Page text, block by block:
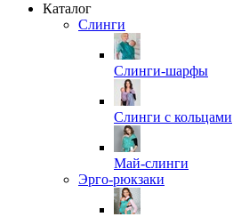
Каталог
Слинги
Слинги-шарфы
Слинги с кольцами
Май-слинги
Эрго-рюкзаки